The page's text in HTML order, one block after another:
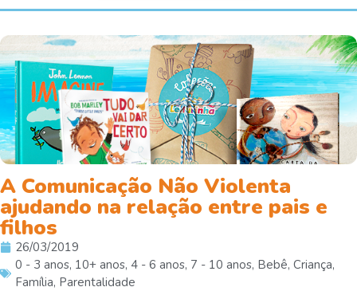
A Comunicação Não Violenta
ajudando na relação entre pais e
filhos
26/03/2019
0 - 3 anos, 10+ anos, 4 - 6 anos, 7 - 10 anos, Bebê, Criança,
Família, Parentalidade